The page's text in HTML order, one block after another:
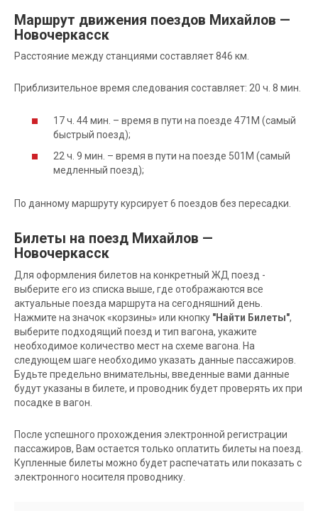
Маршрут движения поездов Михайлов —
Новочеркасск
Расстояние между станциями составляет 846 км.
Приблизительное время следования составляет: 20 ч. 8 мин.
17 ч. 44 мин. – время в пути на поезде 471М (самый
быстрый поезд);
22 ч. 9 мин. – время в пути на поезде 501М (самый
медленный поезд);
По данному маршруту курсирует 6 поездов без пересадки.
Билеты на поезд Михайлов —
Новочеркасск
Для оформления билетов на конкретный ЖД поезд -
выберите его из списка выше, где отображаются все
актуальные поезда маршрута на сегодняшний день.
Нажмите на значок «корзины» или кнопку "Найти Билеты",
выберите подходящий поезд и тип вагона, укажите
необходимое количество мест на схеме вагона. На
следующем шаге необходимо указать данные пассажиров.
Будьте предельно внимательны, введенные вами данные
будут указаны в билете, и проводник будет проверять их при
посадке в вагон.
После успешного прохождения электронной регистрации
пассажиров, Вам остается только оплатить билеты на поезд.
Купленные билеты можно будет распечатать или показать с
электронного носителя проводнику.